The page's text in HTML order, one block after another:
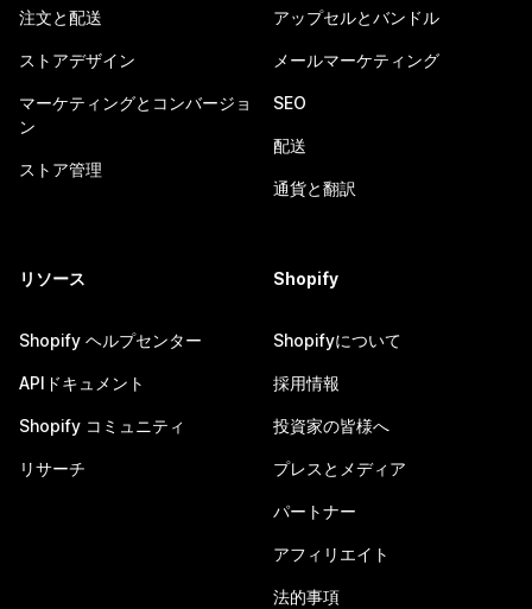
注文と配送
ストアデザイン
マーケティングとコンバージョ
ン
ストア管理
アップセルとバンドル
メールマーケティング
SEO
配送
通貨と翻訳
リソース
Shopify ヘルプセンター
APIドキュメント
Shopify コミュニティ
リサーチ
Shopify
Shopifyについて
採用情報
投資家の皆様へ
プレスとメディア
パートナー
アフィリエイト
法的事項